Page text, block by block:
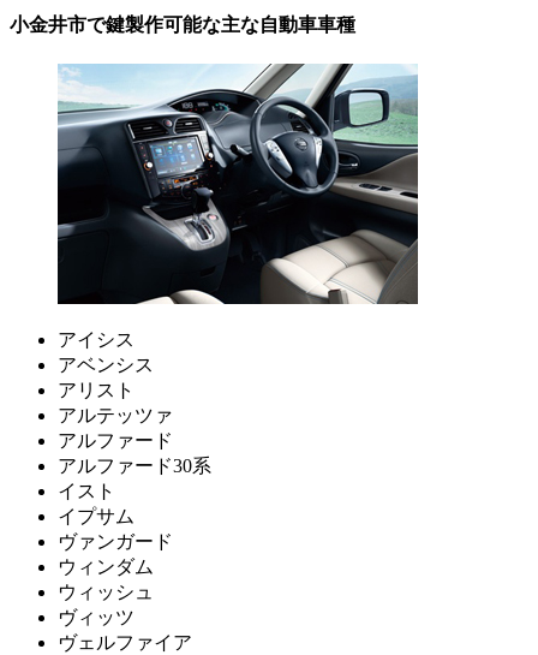
小金井市で鍵製作可能な主な自動車車種
アイシス
アベンシス
アリスト
アルテッツァ
アルファード
アルファード30系
イスト
イプサム
ヴァンガード
ウィンダム
ウィッシュ
ヴィッツ
ヴェルファイア